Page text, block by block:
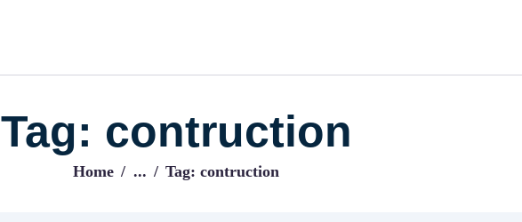
Tag: contruction
Home ... Tag: contruction
IJENI